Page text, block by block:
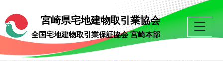
宮崎県宅地建物取引業協会
全国宅地建物取引業保証協会 宮崎本部